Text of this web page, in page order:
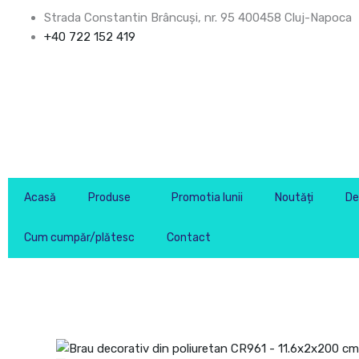
Strada Constantin Brâncuşi, nr. 95 400458 Cluj-Napoca
+40 722 152 419
Acasă Produse Promotia lunii Noutăți
Cum cumpăr/plătesc Contact